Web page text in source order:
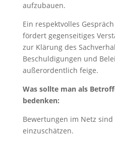
aufzubauen.
Ein respektvolles
fördert gegenseitiges
zur Klärung des
Beschuldigungen und
außerordentlich feige.
Was sollte man als
bedenken:
Bewertungen im Netz
einzuschätzen.